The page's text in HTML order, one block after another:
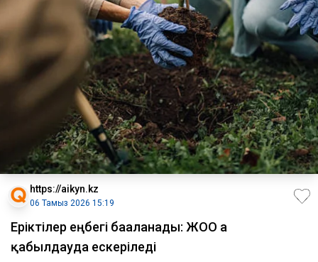
https://aikyn.kz
06 Тамыз 2026 15:19
Еріктілер еңбегі бағаланады: ЖОО ға
қабылдауда ескеріледі